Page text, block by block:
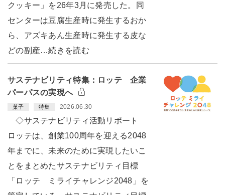
クッキー」を26年3月に発売した。同
センターは豆腐生産時に発生するおか
ら、アズキあん生産時に発生する皮な
どの副産…続きを読む
サステナビリティ特集：ロッテ 企業
パーパスの実現へ
菓子 特集 2026.06.30
◇サステナビリティ活動リポート
ロッテは、創業100周年を迎える2048
年までに、未来のために実現したいこ
とをまとめたサステナビリティ目標
「ロッテ ミライチャレンジ2048」を